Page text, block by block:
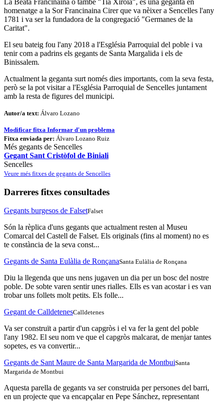
homenatge a la Sor Francinaina Cirer que va nèixer a Sencelles l'any
1781 i va ser la fundadora de la congregació "Germanes de la
Caritat".
El seu bateig fou l'any 2018 a l'Església Parroquial del poble i va
tenir com a padrins els gegants de Santa Margalida i els de
Binissalem.
Actualment la geganta surt només dies importants, com la seva festa,
però se la pot visitar a l'Església Parroquial de Sencelles juntament
amb la resta de figures del municipi.
Autor/a text: Álvaro Lozano
Modificar fitxa Informar d'un problema
Fitxa enviada per: Álvaro Lozano Ruiz
Més gegants de Sencelles
Gegant Sant Cristòfol de Biniali
Sencelles
Veure més fitxes de gegants de Sencelles
Darreres fitxes consultades
Gegants burgesos de FalsetFalset
Són la rèplica d'uns gegants que actualment resten al Museu
Comarcal del Castell de Falset. Els originals (fins al moment) no es
te constància de la seva const...
Gegants de Santa Eulàlia de RonçanaSanta Eulàlia de Ronçana
Diu la llegenda que uns nens jugaven un dia per un bosc del nostre
poble. De sobte varen sentir unes rialles. Ells es van acostar i es van
trobar uns follets molt petits. Els folle...
Gegant de CalldetenesCalldetenes
Va ser construït a partir d'un capgròs i el va fer la gent del poble
l'any 1982. El seu nom ve que el capgròs malcarat, de menjar tantes
sopetes, es va convertir...
Gegants de Sant Maure de Santa Margarida de MontbuiSanta
Margarida de Montbui
Aquesta parella de gegants va ser construida per persones del barri,
en un projecte que va encapçalar en Pepe Sánchez, representant